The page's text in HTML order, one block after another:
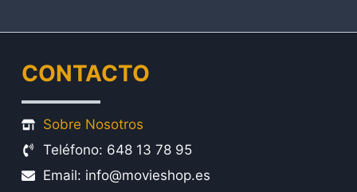
CONTACTO
Sobre Nosotros
Teléfono: 648 13 78 95
Email: info@movieshop.es